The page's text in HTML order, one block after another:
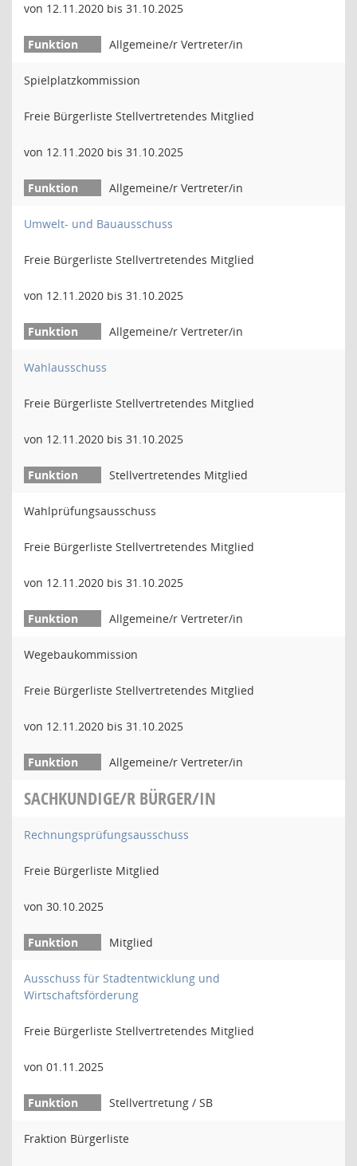
von 12.11.2020 bis 31.10.2025
Allgemeine/r Vertreter/in
Spielplatzkommission
Freie Bürgerliste Stellvertretendes Mitglied
von 12.11.2020 bis 31.10.2025
Allgemeine/r Vertreter/in
Umwelt- und Bauausschuss
Freie Bürgerliste Stellvertretendes Mitglied
von 12.11.2020 bis 31.10.2025
Allgemeine/r Vertreter/in
Wahlausschuss
Freie Bürgerliste Stellvertretendes Mitglied
von 12.11.2020 bis 31.10.2025
Stellvertretendes Mitglied
Wahlprüfungsausschuss
Freie Bürgerliste Stellvertretendes Mitglied
von 12.11.2020 bis 31.10.2025
Allgemeine/r Vertreter/in
Wegebaukommission
Freie Bürgerliste Stellvertretendes Mitglied
von 12.11.2020 bis 31.10.2025
Allgemeine/r Vertreter/in
SACHKUNDIGE/R BÜRGER/IN
Rechnungsprüfungsausschuss
Freie Bürgerliste Mitglied
von 30.10.2025
Mitglied
Ausschuss für Stadtentwicklung und
Wirtschaftsförderung
Freie Bürgerliste Stellvertretendes Mitglied
von 01.11.2025
Stellvertretung / SB
Fraktion Bürgerliste